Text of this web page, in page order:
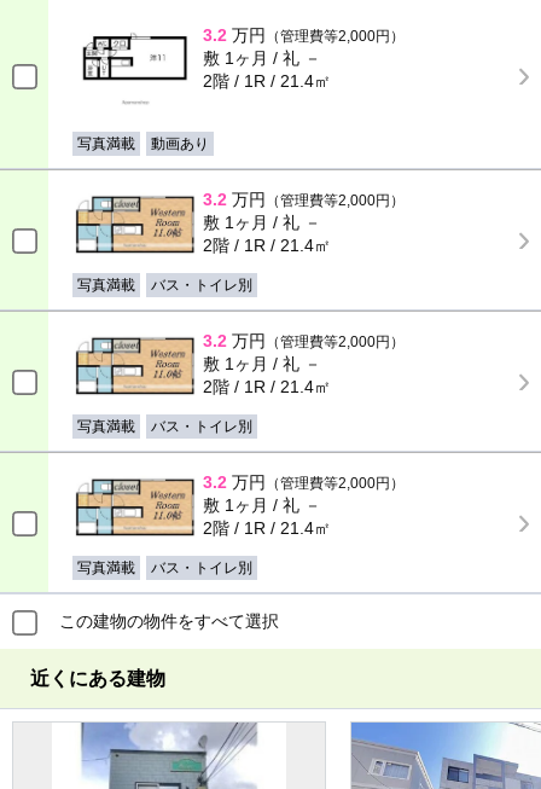
3.2 万円 （管理費等2,000円）
敷 1ヶ月 / 礼 －
2階 / 1R / 21.4㎡
写真満載 動画あり
3.2 万円 （管理費等2,000円）
敷 1ヶ月 / 礼 －
2階 / 1R / 21.4㎡
写真満載 バス・トイレ別
3.2 万円 （管理費等2,000円）
敷 1ヶ月 / 礼 －
2階 / 1R / 21.4㎡
写真満載 バス・トイレ別
3.2 万円 （管理費等2,000円）
敷 1ヶ月 / 礼 －
2階 / 1R / 21.4㎡
写真満載 バス・トイレ別
この建物の物件をすべて選択
近くにある建物